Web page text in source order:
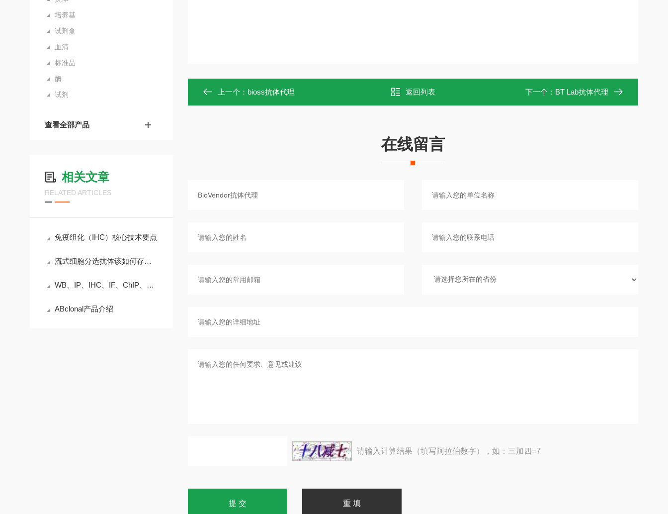
培养基
试剂盒
血清
标准品
酶
试剂
查看全部产品
相关文章
RELATED ARTICLES
免疫组化（IHC）核心技术要点
流式细胞分选抗体该如何存储？
WB、IP、IHC、IF、ChIP、FC六种抗体的区别是什么？
ABclonal产品介绍
上一个： bioss抗体代理 返回列表 下一个： BT Lab抗体代理
在线留言
请输入计算结果（填写阿拉伯数字），如：三加四=7